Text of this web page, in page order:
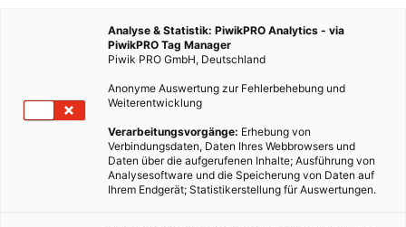
Analyse & Statistik: PiwikPRO Analytics - via
PiwikPRO Tag Manager
Piwik PRO GmbH, Deutschland
Anonyme Auswertung zur Fehlerbehebung und
Weiterentwicklung
Verarbeitungsvorgänge: Erhebung von
Verbindungsdaten, Daten Ihres Webbrowsers und
Daten über die aufgerufenen Inhalte; Ausführung von
Analysesoftware und die Speicherung von Daten auf
Ihrem Endgerät; Statistikerstellung für Auswertungen.